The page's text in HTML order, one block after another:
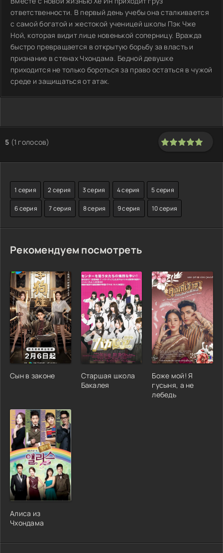
ответственности. В первый день учебы она сталкивается
с самой богатой и жестокой ученицей школы Пэк Чже
Ной, которая видит лице новенькой соперницу. Вражда
быстро превращается в открытую борьбу за власть и
признание в стенах Чхондама. Бедной девушке
приходится не только бороться за право остаться в чужой
среде и защищаться от атак.
5 (1 голосов)
1 серия 2 серия 3 серия 4 серия 5 серия
6 серия 7 серия 8 серия 9 серия 10 серия
Рекомендуем посмотреть
Сын в законе
Старшая школа
Бакалея
Боже мой! Я
гусыня, а не
лебедь
Алиса из
Чхондама